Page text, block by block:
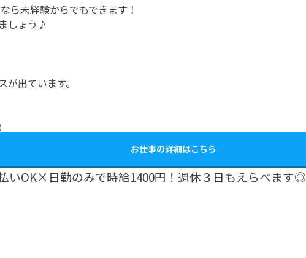
ら未経験からでもできます！
しょう♪
出ています。
お仕事の詳細はこちら
いOK×日勤のみで時給1400円！週休３日もえらべます◎